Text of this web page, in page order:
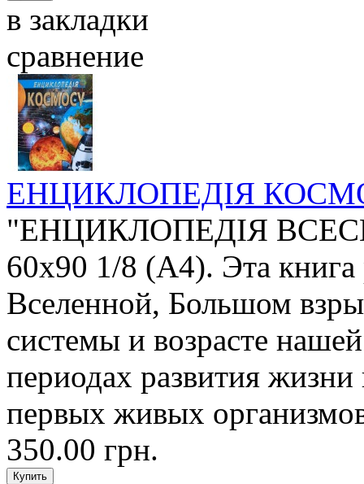
в закладки
сравнение
ЕНЦИКЛОПЕДІЯ
"ЕНЦИКЛОПЕДІЯ
60х90 1/8 (А4). Эта книга
Вселенной, Большом
системы и возрасте
периодах развития
первых живых
350.00 грн.